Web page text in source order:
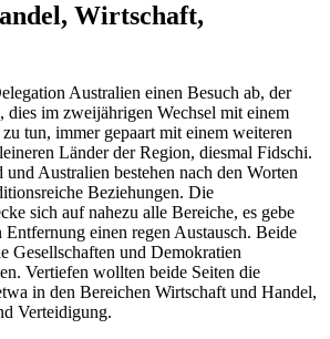
Wirtschaft,
Australien einen Besuch ab, der
dies im zweijährigen Wechsel mit einem
tun, immer gepaart mit einem weiteren
Länder der Region, diesmal Fidschi.
Australien bestehen nach den Worten
Beziehungen. Die
sich auf nahezu alle Bereiche, es gebe
Entfernung einen regen Austausch. Beide
Gesellschaften und Demokratien
Vertiefen wollten beide Seiten die
in den Bereichen Wirtschaft und Handel,
Verteidigung.